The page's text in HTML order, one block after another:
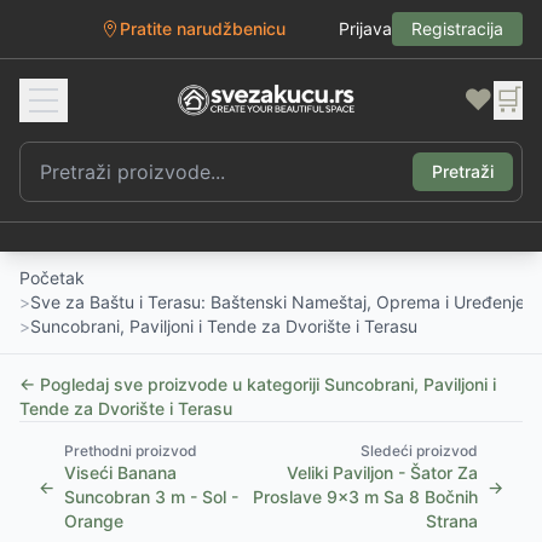
Pratite narudžbenicu Prijava Registracija
❤️ 🛒
Pretraži
Početak
>Sve za Baštu i Terasu: Baštenski Nameštaj, Oprema i Uređenje
>Suncobrani, Paviljoni i Tende za Dvorište i Terasu
← Pogledaj sve proizvode u kategoriji Suncobrani, Paviljoni i
Tende za Dvorište i Terasu
←
Prethodni proizvod
Viseći Banana
Suncobran 3 m - Sol -
Orange
Sledeći proizvod
Veliki Paviljon - Šator Za
Proslave 9x3 m Sa 8 Bočnih
Strana
→